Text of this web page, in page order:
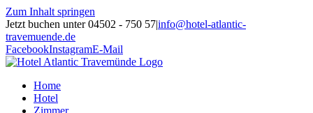
Zum Inhalt springen
Jetzt buchen unter 04502 - 750 57|info@hotel-atlantic-
travemuende.de
FacebookInstagramE-Mail
Home
Hotel
Zimmer